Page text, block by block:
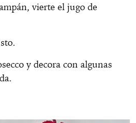
vierte el jugo de
y decora con algunas